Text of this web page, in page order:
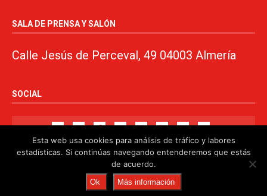
SALA DE PRENSA Y SALÓN
Calle Jesús de Perceval, 49 04003 Almería
SOCIAL
© 2024. PSOE de Almería · 950750000 ·www.psoealmeria.com
psoe@psoe-almeria.com·Aviso legal
Esta web usa cookies para análisis de tráfico y labores
estadísticas. Si continúas navegando entenderemos que estás
de acuerdo.
Ok Más información